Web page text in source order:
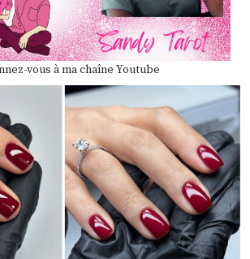
vous à ma chaîne Youtube